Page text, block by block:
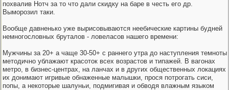
похвалив Нотч за то что дали скидку на баре в честь его др.
Выморозил таки.
Вообще давненько уже вырисовываются неебические картины будней
немногословных бруталов - ловеласов нашего времени:
Мужчины за 20+ а чаще 30-50+ с раннего утра до наступления темноты
методично ублажают красоток всех возрастов и типажей. В вагонах
метро, в бизнес-центрах, на ланчах и в других общественных локациях
их донимают игривые обнаженные малышки, прося потрогать сиси,
попы, а некоторые шалуньи, подмигивая и обводя влажным языком